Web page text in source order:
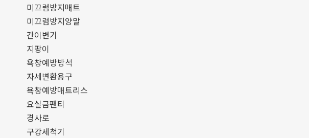
미끄럼방지매트
미끄럼방지양말
간이변기
지팡이
욕창예방방석
자세변환용구
욕창예방매트리스
요실금팬티
경사로
구강세척기